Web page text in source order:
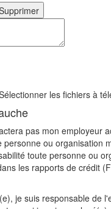
les fichiers à
pas mon employeur
ou organisation
toute personne ou
les rapports de crédit
je suis responsable de